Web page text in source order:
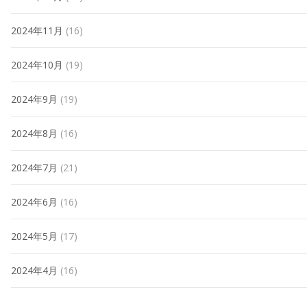
2024年11月 (16)
2024年10月 (19)
2024年9月 (19)
2024年8月 (16)
2024年7月 (21)
2024年6月 (16)
2024年5月 (17)
2024年4月 (16)